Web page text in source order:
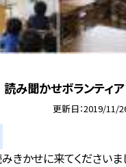
み聞かせボランティア
更新日 2019/11/
きかせに来てくださいま